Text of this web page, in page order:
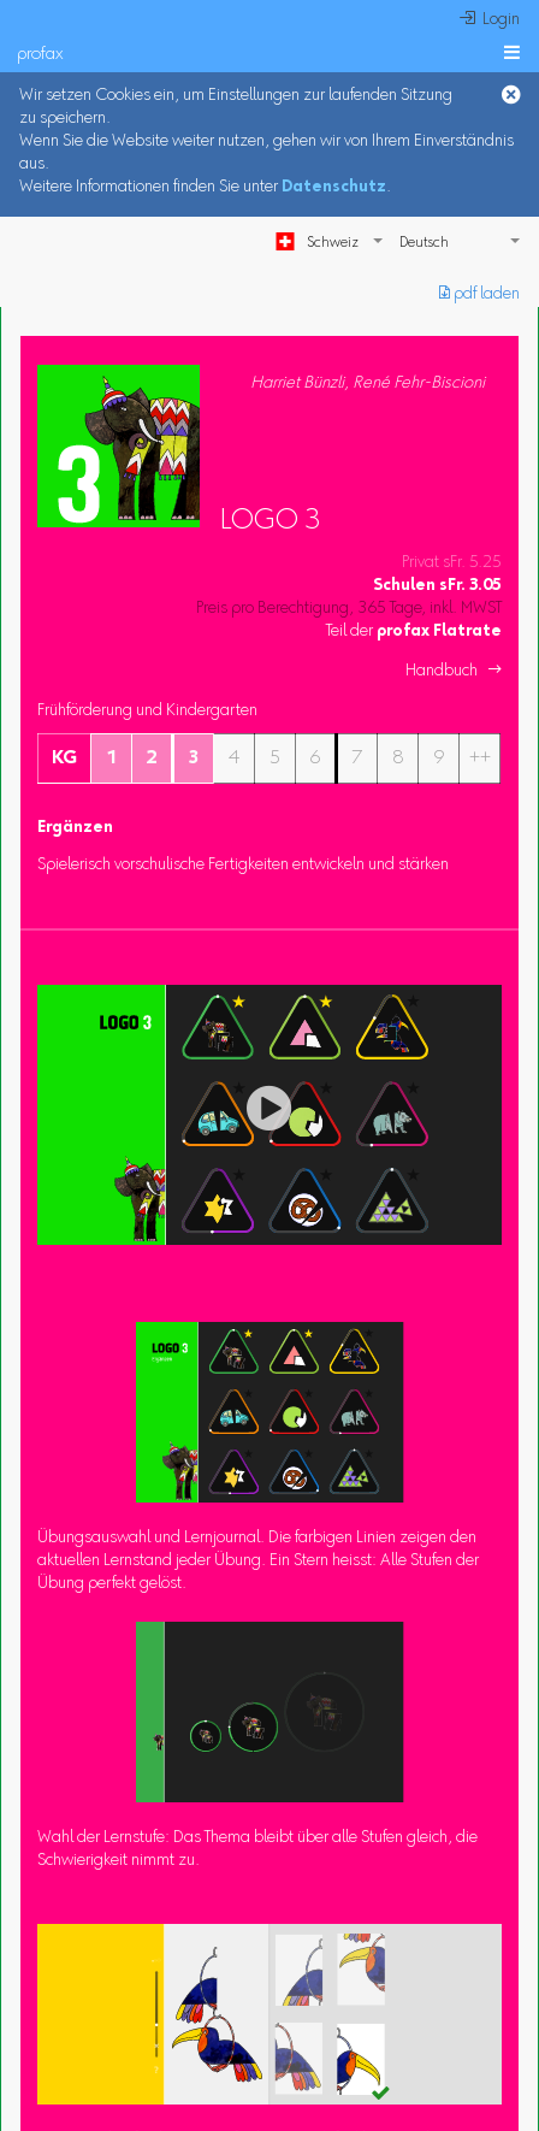
 Login
profax 
Wir setzen Cookies ein, um Einstellungen zur laufenden Sitzung
zu speichern.
Wenn Sie die Website weiter nutzen, gehen wir von Ihrem Einverständnis
aus.
Weitere Informationen finden Sie unter Datenschutz.
Schweiz
︎ pdf laden
Harriet Bünzli, René Fehr-Biscioni
LOGO 3
Privat sFr. 5.25
Schulen sFr. 3.05
Preis pro Berechtigung, 365 Tage, inkl. MWST
Teil der profax Flatrate
Handbuch 
Frühförderung und Kindergarten
KG 1 2 3 4 5 6 7 8 9 ++
Ergänzen
Spielerisch vorschulische Fertigkeiten entwickeln und stärken

Übungsauswahl und Lernjournal. Die farbigen Linien zeigen den
aktuellen Lernstand jeder Übung. Ein Stern heisst: Alle Stufen der
Übung perfekt gelöst.
Wahl der Lernstufe: Das Thema bleibt über alle Stufen gleich, die
Schwierigkeit nimmt zu.